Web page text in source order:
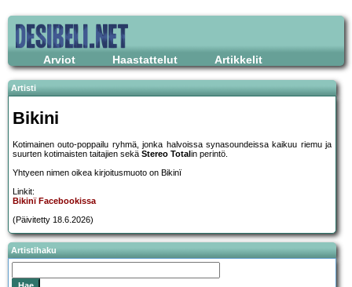
Arviot Haastattelut Artikkelit
Artisti
Bikini
Kotimainen outo-poppailu ryhmä, jonka halvoissa synasoundeissa kaikuu riemu ja
suurten kotimaisten taitajien sekä Stereo Totalin perintö.
Yhtyeen nimen oikea kirjoitusmuoto on Bikinï
Linkit:
Bikinï Facebookissa
(Päivitetty 18.6.2026)
Artistihaku